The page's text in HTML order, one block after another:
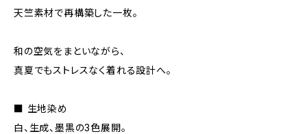
天竺素材で再構築した一枚。
和の空気をまといながら、
真夏でもストレスなく着れる設計へ。
■ 生地染め
白、生成、墨黒の3色展開。